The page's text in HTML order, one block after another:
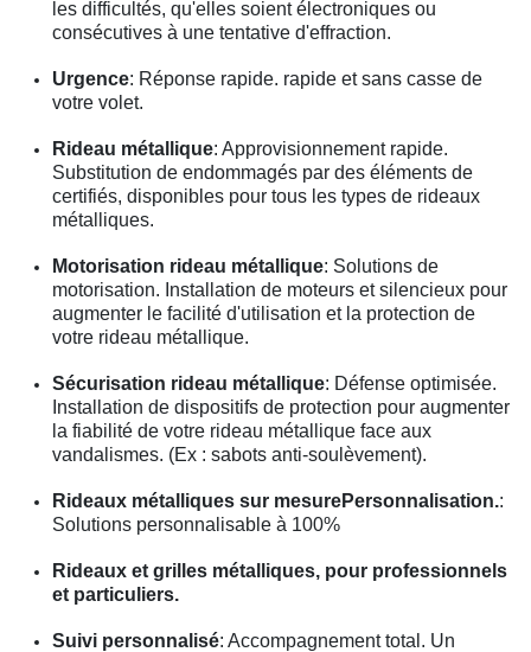
les difficultés, qu'elles soient électroniques ou
consécutives à une tentative d'effraction.
Urgence: Réponse rapide. rapide et sans casse de
votre volet.
Rideau métallique: Approvisionnement rapide.
Substitution de endommagés par des éléments de
certifiés, disponibles pour tous les types de rideaux
métalliques.
Motorisation rideau métallique: Solutions de
motorisation. Installation de moteurs et silencieux pour
augmenter le facilité d'utilisation et la protection de
votre rideau métallique.
Sécurisation rideau métallique: Défense optimisée.
Installation de dispositifs de protection pour augmenter
la fiabilité de votre rideau métallique face aux
vandalismes. (Ex : sabots anti-soulèvement).
Rideaux métalliques sur mesurePersonnalisation.:
Solutions personnalisable à 100%
Rideaux et grilles métalliques, pour professionnels
et particuliers.
Suivi personnalisé: Accompagnement total. Un